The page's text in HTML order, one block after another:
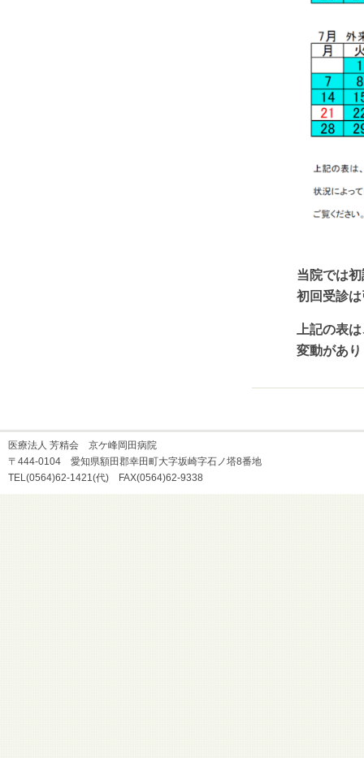
当院では
初回受診
上記の表
変動があ
医療法人 芳精会 京ケ峰岡田病院
〒444-0104 愛知県額田郡幸田町大字坂崎字石ノ塔8番地
TEL(0564)62-1421(代) FAX(0564)62-9338